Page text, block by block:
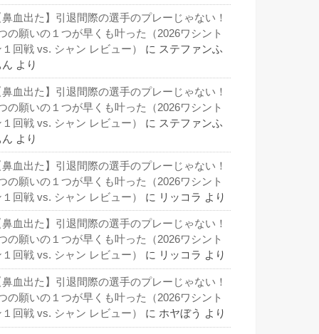
鼻血出た】引退間際の選手のプレーじゃない！
の願いの１つが早くも叶った（2026ワシント
１回戦 vs. シャン レビュー）
に ステファンふ
ん より
鼻血出た】引退間際の選手のプレーじゃない！
の願いの１つが早くも叶った（2026ワシント
１回戦 vs. シャン レビュー）
に ステファンふ
ん より
鼻血出た】引退間際の選手のプレーじゃない！
の願いの１つが早くも叶った（2026ワシント
１回戦 vs. シャン レビュー）
に リッコラ より
鼻血出た】引退間際の選手のプレーじゃない！
の願いの１つが早くも叶った（2026ワシント
１回戦 vs. シャン レビュー）
に リッコラ より
鼻血出た】引退間際の選手のプレーじゃない！
の願いの１つが早くも叶った（2026ワシント
１回戦 vs. シャン レビュー）
に ホヤぼう より